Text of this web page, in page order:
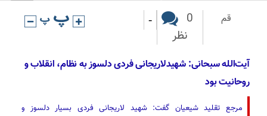
قم
0
نظر
-
آیت‌الله سبحانی: شهیدلاریجانی فردی دلسوز به نظام، انقلاب و
روحانیت بود
مرجع تقلید شیعیان گفت: شهید لاریجانی فردی بسیار دلسوز و